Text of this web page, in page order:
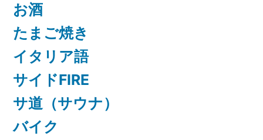
お酒
たまご焼き
イタリア語
サイドFIRE
サ道（サウナ）
バイク